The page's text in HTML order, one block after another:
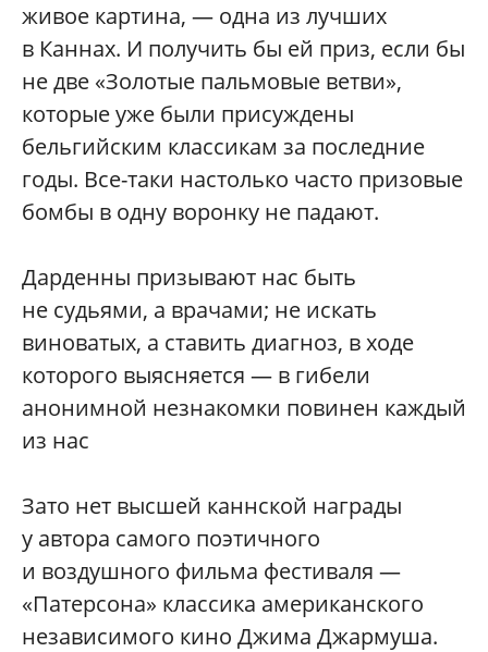
живое картина, — одна из лучших
в Каннах. И получить бы ей приз, если бы
не две «Золотые пальмовые ветви»,
которые уже были присуждены
бельгийским классикам за последние
годы. Все-таки настолько часто призовые
бомбы в одну воронку не падают.
Дарденны призывают нас быть
не судьями, а врачами; не искать
виноватых, а ставить диагноз, в ходе
которого выясняется — в гибели
анонимной незнакомки повинен каждый
из нас
Зато нет высшей каннской награды
у автора самого поэтичного
и воздушного фильма фестиваля —
«Патерсона» классика американского
независимого кино Джима Джармуша.